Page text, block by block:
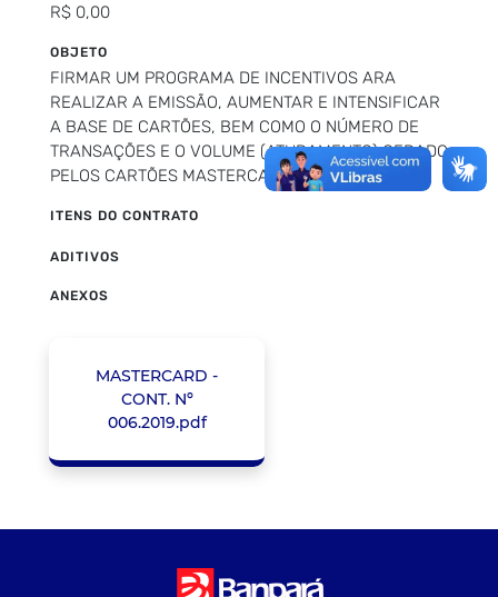
R$ 0,00
OBJETO
FIRMAR UM PROGRAMA DE INCENTIVOS ARA
REALIZAR A EMISSÃO, AUMENTAR E INTENSIFICAR
A BASE DE CARTÕES, BEM COMO O NÚMERO DE
TRANSAÇÕES E O VOLUME (ATURAMENTO) GERADO
PELOS CARTÕES MASTERCARD.
ITENS DO CONTRATO
ADITIVOS
ANEXOS
MASTERCARD -
CONT. Nº
006.2019.pdf